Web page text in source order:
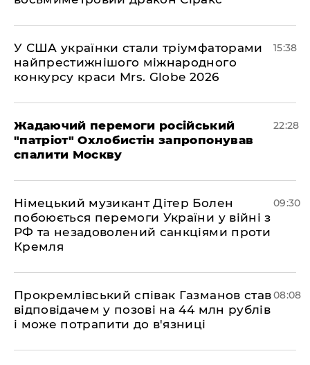
У США українки стали тріумфаторами
найпрестижнішого міжнародного
конкурсу краси Mrs. Globe 2026
15:38
Жадаючий перемоги російський
"патріот" Охлобистін запропонував
спалити Москву
22:28
Німецький музикант Дітер Болен
побоюється перемоги України у війні з
РФ та незадоволений санкціями проти
Кремля
09:30
​Прокремлівський співак Газманов став
відповідачем у позові на 44 млн рублів
і може потрапити до в'язниці
08:08